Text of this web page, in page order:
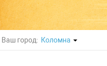
Ваш город: Коломна